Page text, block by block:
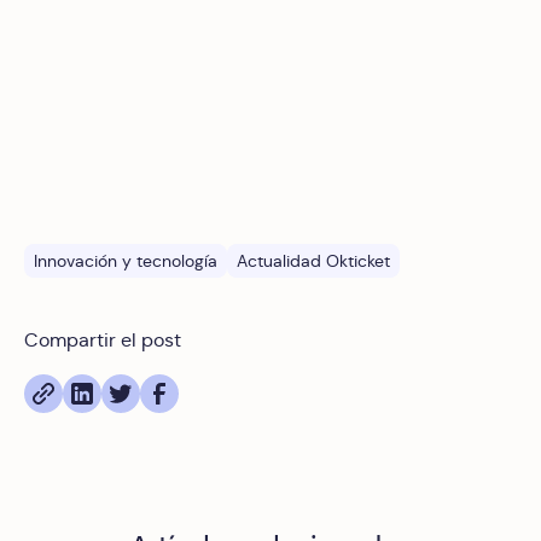
Compartir el post
Innovación y tecnología Actualidad Okticket